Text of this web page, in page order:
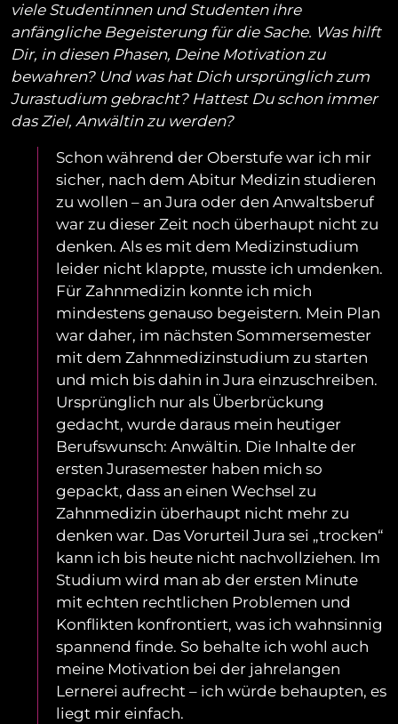
viele Studentinnen und Studenten ihre
anfängliche Begeisterung für die Sache. Was hilft
Dir, in diesen Phasen, Deine Motivation zu
bewahren? Und was hat Dich ursprünglich zum
Jurastudium gebracht? Hattest Du schon immer
das Ziel, Anwältin zu werden?
Schon während der Oberstufe war ich mir
sicher, nach dem Abitur Medizin studieren
zu wollen – an Jura oder den Anwaltsberuf
war zu dieser Zeit noch überhaupt nicht zu
denken. Als es mit dem Medizinstudium
leider nicht klappte, musste ich umdenken.
Für Zahnmedizin konnte ich mich
mindestens genauso begeistern. Mein Plan
war daher, im nächsten Sommersemester
mit dem Zahnmedizinstudium zu starten
und mich bis dahin in Jura einzuschreiben.
Ursprünglich nur als Überbrückung
gedacht, wurde daraus mein heutiger
Berufswunsch: Anwältin. Die Inhalte der
ersten Jurasemester haben mich so
gepackt, dass an einen Wechsel zu
Zahnmedizin überhaupt nicht mehr zu
denken war. Das Vorurteil Jura sei „trocken“
kann ich bis heute nicht nachvollziehen. Im
Studium wird man ab der ersten Minute
mit echten rechtlichen Problemen und
Konflikten konfrontiert, was ich wahnsinnig
spannend finde. So behalte ich wohl auch
meine Motivation bei der jahrelangen
Lernerei aufrecht – ich würde behaupten, es
liegt mir einfach.